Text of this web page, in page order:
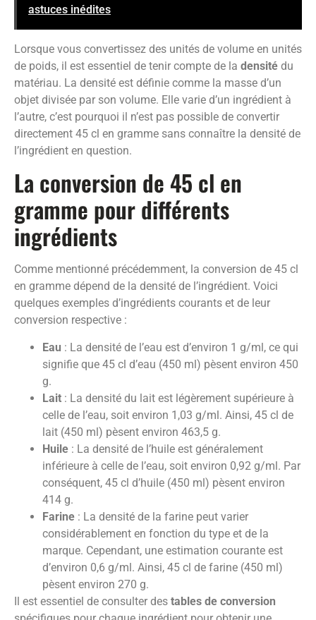
astuces inédites
Lorsque vous convertissez des unités de volume en unités
de poids, il est essentiel de tenir compte de la densité du
matériau. La densité est définie comme la masse d’un
objet divisée par son volume. Elle varie d’un ingrédient à
l’autre, c’est pourquoi il n’est pas possible de convertir
directement 45 cl en gramme sans connaître la densité de
l’ingrédient en question.
La conversion de 45 cl en
gramme pour différents
ingrédients
Comme mentionné précédemment, la conversion de 45 cl
en gramme dépend de la densité de l’ingrédient. Voici
quelques exemples d’ingrédients courants et de leur
conversion respective :
Eau : La densité de l’eau est d’environ 1 g/ml, ce qui
signifie que 45 cl d’eau (450 ml) pèsent environ 450
g.
Lait : La densité du lait est légèrement supérieure à
celle de l’eau, soit environ 1,03 g/ml. Ainsi, 45 cl de
lait (450 ml) pèsent environ 463,5 g.
Huile : La densité de l’huile est généralement
inférieure à celle de l’eau, soit environ 0,92 g/ml. Par
conséquent, 45 cl d’huile (450 ml) pèsent environ
414 g.
Farine : La densité de la farine peut varier
considérablement en fonction du type et de la
marque. Cependant, une estimation courante est
d’environ 0,6 g/ml. Ainsi, 45 cl de farine (450 ml)
pèsent environ 270 g.
Il est essentiel de consulter des tables de conversion